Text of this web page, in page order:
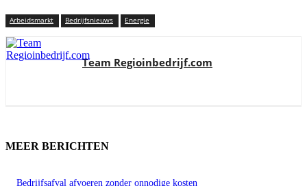
Arbeidsmarkt Bedrijfsnieuws Energie
Team Regioinbedrijf.com
MEER BERICHTEN
Bedrijfsafval afvoeren zonder onnodige kosten